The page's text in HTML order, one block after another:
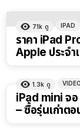
71k ดู IPAD
ราคา iPad
Apple ประจำ
1.3k ดู VIDEO
iPad mini จอ
– ซื้อรุ่นเก่าต